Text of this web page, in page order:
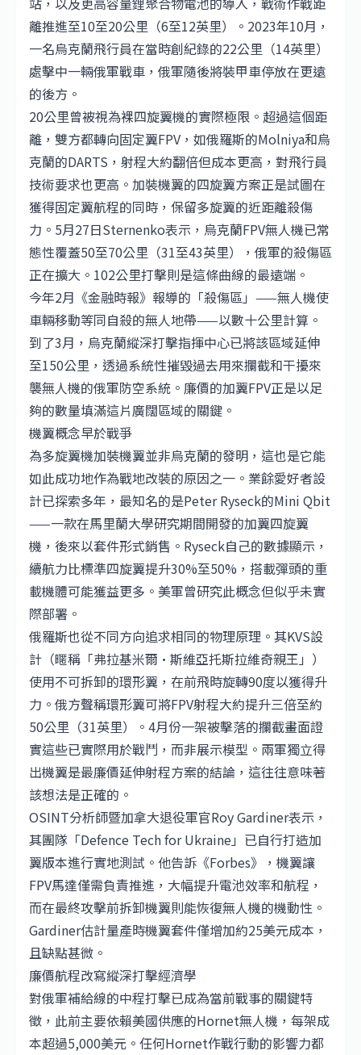
離推進至10至20公里（6至12英里）。2023年10月，
一名烏克蘭飛行員在當時創紀錄的22公里（14英里）
處擊中一輛俄軍戰車，俄軍隨後將裝甲車停放在更遠
的後方。
20公里曾被視為裸四旋翼機的實際極限。超過這個距
離，雙方都轉向固定翼FPV，如俄羅斯的Molniya和烏
克蘭的DARTS，射程大約翻倍但成本更高，對飛行員
技術要求也更高。加裝機翼的四旋翼方案正是試圖在
獲得固定翼航程的同時，保留多旋翼的近距離殺傷
力。5月27日Sternenko表示，烏克蘭FPV無人機已常
態性覆蓋50至70公里（31至43英里），俄軍的殺傷區
正在擴大。102公里打擊則是這條曲線的最遠端。
今年2月《金融時報》報導的「殺傷區」——無人機使
車輛移動等同自殺的無人地帶——以數十公里計算。
到了3月，烏克蘭縱深打擊指揮中心已將該區域延伸
至150公里，透過系統性摧毀過去用來攔截和干擾來
襲無人機的俄軍防空系統。廉價的加翼FPV正是以足
夠的數量填滿這片廣闊區域的關鍵。
機翼概念早於戰爭
為多旋翼機加裝機翼並非烏克蘭的發明，這也是它能
如此成功地作為戰地改裝的原因之一。業餘愛好者設
計已探索多年，最知名的是Peter Ryseck的Mini Qbit
——一款在馬里蘭大學研究期間開發的加翼四旋翼
機，後來以套件形式銷售。Ryseck自己的數據顯示，
續航力比標準四旋翼提升30%至50%，搭載彈頭的重
載機體可能獲益更多。美軍曾研究此概念但似乎未實
際部署。
俄羅斯也從不同方向追求相同的物理原理。其KVS設
計（暱稱「弗拉基米爾·斯維亞托斯拉維奇親王」）
使用不可拆卸的環形翼，在前飛時旋轉90度以獲得升
力。俄方聲稱環形翼可將FPV射程大約提升三倍至約
50公里（31英里）。4月份一架被擊落的攔截畫面證
實這些已實際用於戰鬥，而非展示模型。兩軍獨立得
出機翼是最廉價延伸射程方案的結論，這往往意味著
該想法是正確的。
OSINT分析師暨加拿大退役軍官Roy Gardiner表示，
其團隊「Defence Tech for Ukraine」已自行打造加
翼版本進行實地測試。他告訴《Forbes》，機翼讓
FPV馬達僅需負責推進，大幅提升電池效率和航程，
而在最終攻擊前拆卸機翼則能恢復無人機的機動性。
Gardiner估計量產時機翼套件僅增加約25美元成本，
且缺點甚微。
廉價航程改寫縱深打擊經濟學
對俄軍補給線的中程打擊已成為當前戰事的關鍵特
徵，此前主要依賴美國供應的Hornet無人機，每架成
本超過5,000美元。任何Hornet作戰行動的影響力都